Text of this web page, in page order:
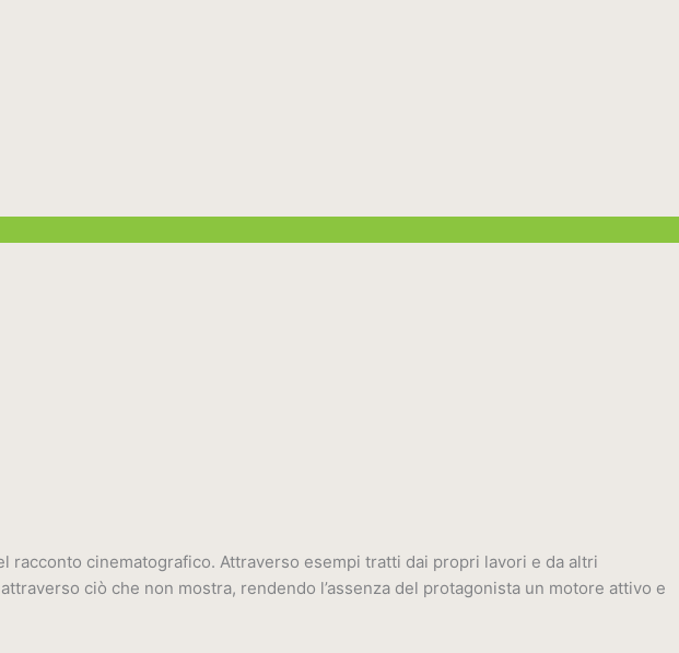
racconto cinematografico. Attraverso esempi tratti dai propri lavori e da altri
ciò che non mostra, rendendo l’assenza del protagonista un motore attivo e